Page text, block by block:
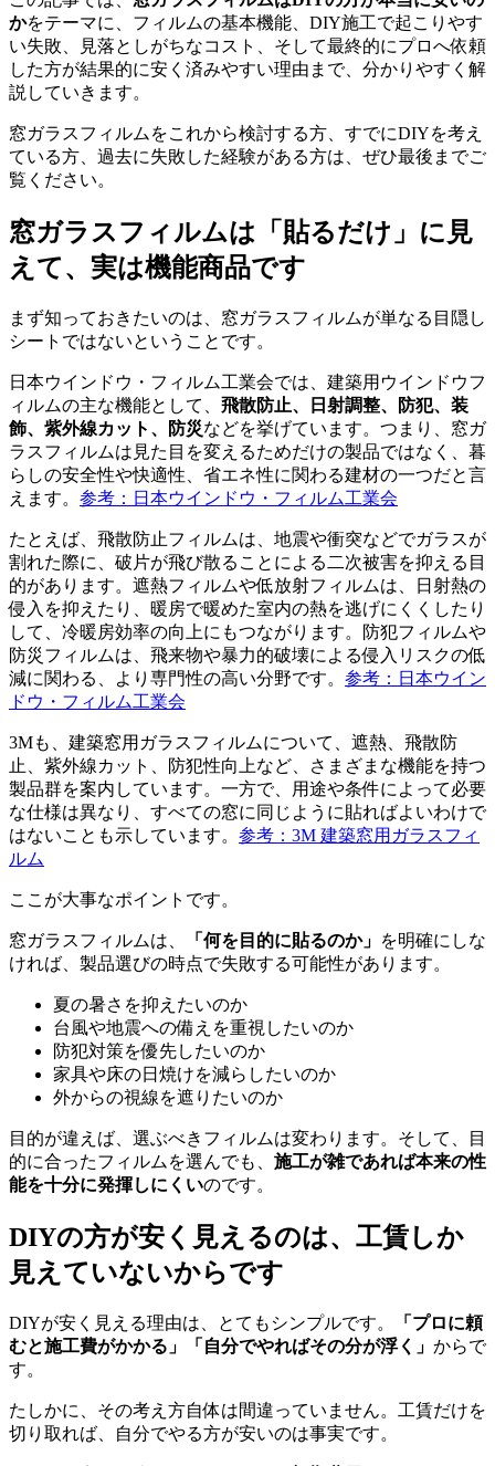
かをテーマに、フィルムの基本機能、DIY施工で起こりやす
い失敗、見落としがちなコスト、そして最終的にプロへ依頼
した方が結果的に安く済みやすい理由まで、分かりやすく解
説していきます。
窓ガラスフィルムをこれから検討する方、すでにDIYを考え
ている方、過去に失敗した経験がある方は、ぜひ最後までご
覧ください。
窓ガラスフィルムは「貼るだけ」に見
えて、実は機能商品です
まず知っておきたいのは、窓ガラスフィルムが単なる目隠し
シートではないということです。
日本ウインドウ・フィルム工業会では、建築用ウインドウフ
ィルムの主な機能として、 飛散防止、日射調整、防犯、装
飾、紫外線カット、防災などを挙げています。つまり、窓ガ
ラスフィルムは見た目を変えるためだけの製品ではなく、暮
らしの安全性や快適性、省エネ性に関わる建材の一つだと言
えます。 参考：日本ウインドウ・フィルム工業会
たとえば、飛散防止フィルムは、地震や衝突などでガラスが
割れた際に、破片が飛び散ることによる二次被害を抑える目
的があります。遮熱フィルムや低放射フィルムは、日射熱の
侵入を抑えたり、暖房で暖めた室内の熱を逃げにくくしたり
して、冷暖房効率の向上にもつながります。防犯フィルムや
防災フィルムは、飛来物や暴力的破壊による侵入リスクの低
減に関わる、より専門性の高い分野です。 参考：日本ウイン
ドウ・フィルム工業会
3Mも、建築窓用ガラスフィルムについて、遮熱、飛散防
止、紫外線カット、防犯性向上など、さまざまな機能を持つ
製品群を案内しています。一方で、用途や条件によって必要
な仕様は異なり、すべての窓に同じように貼ればよいわけで
はないことも示しています。 参考：3M 建築窓用ガラスフィ
ルム
ここが大事なポイントです。
窓ガラスフィルムは、 「何を目的に貼るのか」 を明確にしな
ければ、製品選びの時点で失敗する可能性があります。
夏の暑さを抑えたいのか
台風や地震への備えを重視したいのか
防犯対策を優先したいのか
家具や床の日焼けを減らしたいのか
外からの視線を遮りたいのか
目的が違えば、選ぶべきフィルムは変わります。そして、目
的に合ったフィルムを選んでも、 施工が雑であれば本来の性
能を十分に発揮しにくいのです。
DIYの方が安く見えるのは、工賃しか
見えていないからです
DIYが安く見える理由は、とてもシンプルです。
「プロに頼
むと施工費がかかる」「自分でやればその分が浮く」 からで
す。
たしかに、その考え方自体は間違っていません。工賃だけを
切り取れば、自分でやる方が安いのは事実です。